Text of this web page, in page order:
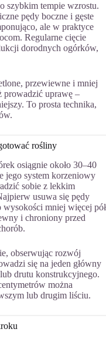
szybkim tempie wzrostu.
pędy boczne i gęste
ale w praktyce
Regularne cięcie
dorodnych ogórków,
przewiewne i mniej
prowadzić uprawę –
To prosta technika,
rośliny
osiągnie około 30–40
jego system korzeniowy
sobie z lekkim
usuwa się pędy
mniej więcej pół
i chroniony przed
obserwując rozwój
się na jeden główny
drutu konstrukcyjnego.
można
lub drugim liściu.